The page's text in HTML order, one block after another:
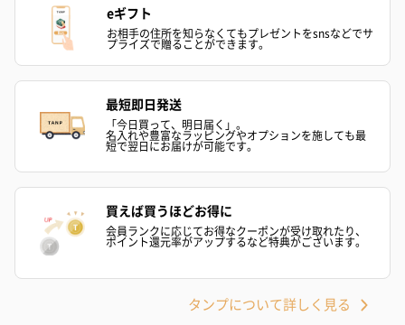
ブライダルロリポップ
ドレス（いちご味)
ブライダルロリポップ
タキシード（コーラ味)
（1,122円）
今治タオルケ
ンドタオル・
出産祝いちょい足しギフト
しいギフトオプションをご用意いたしました。
商品と同梱してお届けいたします。
eギフト
お相手の住所を知らなくてもプレゼントをsnsなどでサ
プライズで贈ることができます。
最短即日発送
「今日買って、明日届く」。
名入れや豊富なラッピングやオプションを施しても最
短で翌日にお届けが可能です。
買えば買うほどお得に
会員ランクに応じてお得なクーポンが受け取れたり、
ポイント還元率がアップするなど特典がございます。
タンプについて詳しく見る